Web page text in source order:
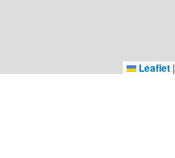
Leaflet |